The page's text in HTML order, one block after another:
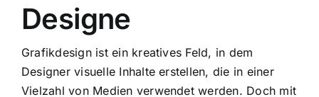
Designe
Grafikdesign ist ein kreatives Feld, in dem
Designer visuelle Inhalte erstellen, die in einer
Vielzahl von Medien verwendet werden. Doch mit